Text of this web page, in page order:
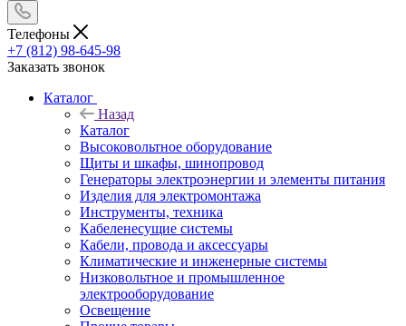
Телефоны
+7 (812) 98-645-98
Заказать звонок
Каталог
Назад
Каталог
Высоковольтное оборудование
Щиты и шкафы, шинопровод
Генераторы электроэнергии и элементы питания
Изделия для электромонтажа
Инструменты, техника
Кабеленесущие системы
Кабели, провода и аксессуары
Климатические и инженерные системы
Низковольтное и промышленное
электрооборудование
Освещение